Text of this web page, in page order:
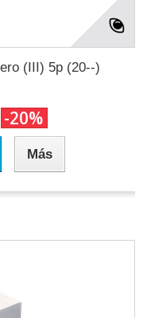
(III) 5p (20--)
-20%
Más